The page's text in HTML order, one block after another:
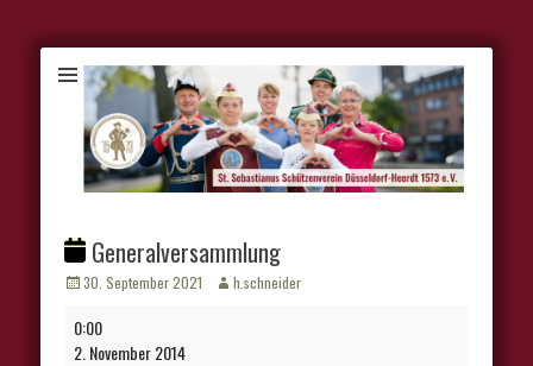
Generalversammlung
Veröffentlicht
30. September 2021 Autorh.schneider
Generalversammlung
0:00
2. November 2014